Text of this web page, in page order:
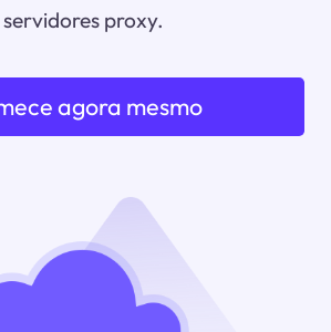
servidores proxy.
agora mesmo